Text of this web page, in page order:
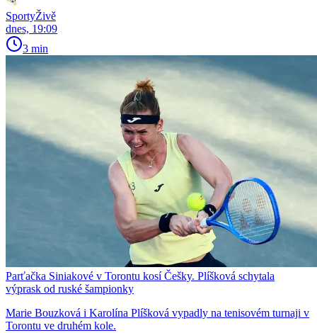
SportyŽivě
dnes, 19:09
3 min
Parťačka Siniakové v Torontu kosí Češky. Plíšková schytala
výprask od ruské šampionky
Marie Bouzková i Karolína Plíšková vypadly na tenisovém turnaji v
Torontu ve druhém kole.